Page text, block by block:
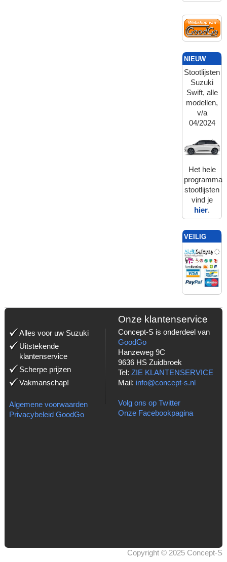
NIEUW
Stootlijsten
Suzuki
Swift, alle
modellen,
v/a
04/2024
Het hele
programma
stootlijsten
vind je
hier.
VEILIG
BETALEN
MET:
Alles voor uw Suzuki
Uitstekende
klantenservice
Scherpe prijzen
Vakmanschap!
Algemene voorwaarden
Privacybeleid GoodGo
Onze klantenservice
Concept-S is onderdeel van
GoodGo
Hanzeweg 9C
9636 HS Zuidbroek
Tel: ZIE KLANTENSERVICE
Mail: info@concept-s.nl
Volg ons op Twitter
Onze Facebookpagina
Copyright © 2025 Concept-S